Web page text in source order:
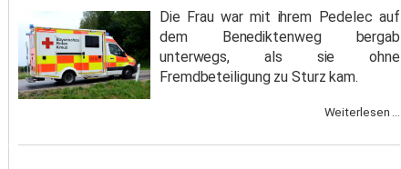
Die Frau war mit ihrem Pedelec auf
dem Benediktenweg bergab
unterwegs, als sie ohne
Fremdbeteiligung zu Sturz kam.
Weiterlesen ...